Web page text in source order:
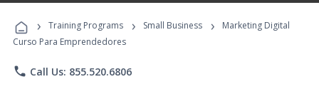
Programs
› Training Programs › Small Business ›
Marketing Digital
Curso Para Emprendedores
phone Call Us: 855.520.6806